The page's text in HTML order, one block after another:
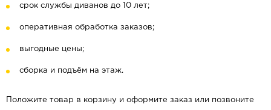
срок службы диванов до 10 лет;
оперативная обработка заказов;
выгодные цены;
сборка и подъём на этаж.
Положите товар в корзину и оформите заказ или позвоните